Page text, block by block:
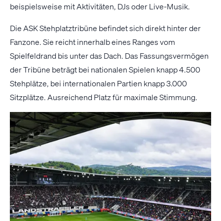
beispielsweise mit Aktivitäten, DJs oder Live-Musik.
Die ASK Stehplatztribüne befindet sich direkt hinter der
Fanzone. Sie reicht innerhalb eines Ranges vom
Spielfeldrand bis unter das Dach. Das Fassungsvermögen
der Tribüne beträgt bei nationalen Spielen knapp 4.500
Stehplätze, bei internationalen Partien knapp 3.000
Sitzplätze. Ausreichend Platz für maximale Stimmung.